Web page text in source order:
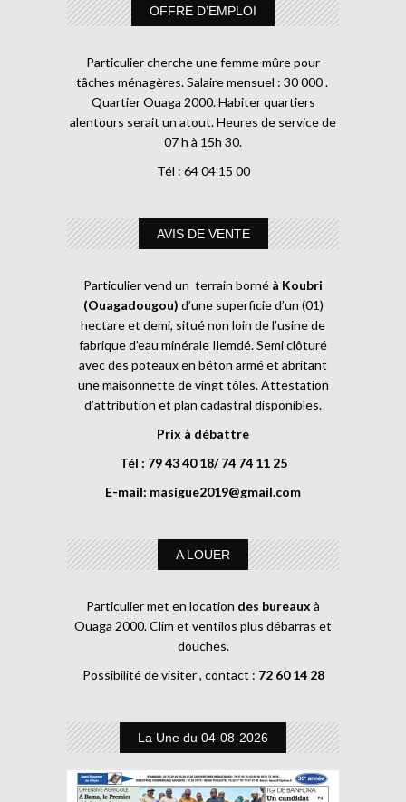
OFFRE D’EMPLOI
Particulier cherche une femme mûre pour
tâches ménagères. Salaire mensuel : 30 000 .
Quartier Ouaga 2000. Habiter quartiers
alentours serait un atout. Heures de service de
07 h à 15h 30.
Tél : 64 04 15 00
AVIS DE VENTE
Particulier vend un terrain borné à Koubri
(Ouagadougou) d’une superficie d’un (01)
hectare et demi, situé non loin de l’usine de
fabrique d’eau minérale Ilemdé. Semi clôturé
avec des poteaux en béton armé et abritant
une maisonnette de vingt tôles. Attestation
d’attribution et plan cadastral disponibles.
Prix à débattre
Tél : 79 43 40 18/ 74 74 11 25
E-mail: masigue2019@gmail.com
A LOUER
Particulier met en location des bureaux à
Ouaga 2000. Clim et ventilos plus débarras et
douches.
Possibilité de visiter , contact : 72 60 14 28
La Une du 04-08-2026